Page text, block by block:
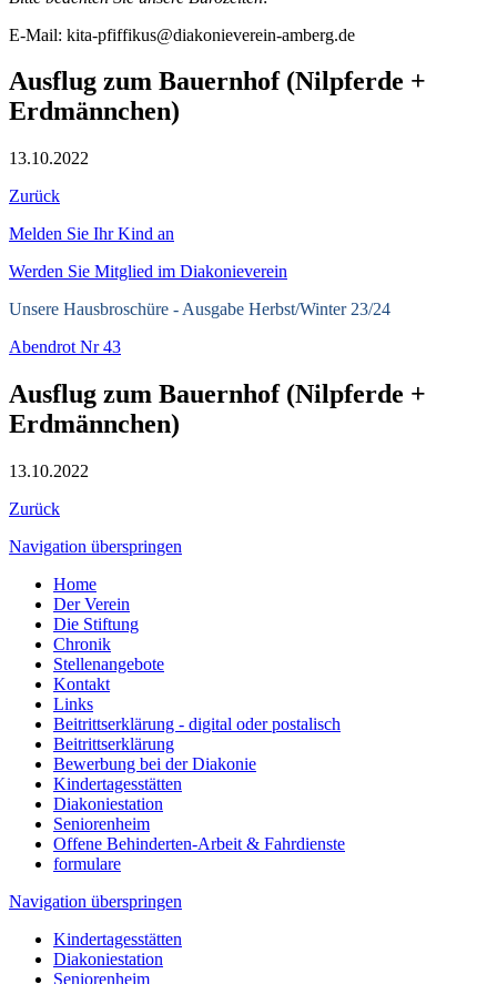
E-Mail: kita-pfiffikus@diakonieverein-amberg.de
Ausflug zum Bauernhof (Nilpferde +
Erdmännchen)
13.10.2022
Zurück
Melden Sie Ihr Kind an
Werden Sie Mitglied im Diakonieverein
Unsere Hausbroschüre - Ausgabe Herbst/Winter 23/24
Abendrot Nr 43
Ausflug zum Bauernhof (Nilpferde +
Erdmännchen)
13.10.2022
Zurück
Navigation überspringen
Home
Der Verein
Die Stiftung
Chronik
Stellenangebote
Kontakt
Links
Beitrittserklärung - digital oder postalisch
Beitrittserklärung
Bewerbung bei der Diakonie
Kindertagesstätten
Diakoniestation
Seniorenheim
Offene Behinderten-Arbeit & Fahrdienste
formulare
Navigation überspringen
Kindertagesstätten
Diakoniestation
Seniorenheim